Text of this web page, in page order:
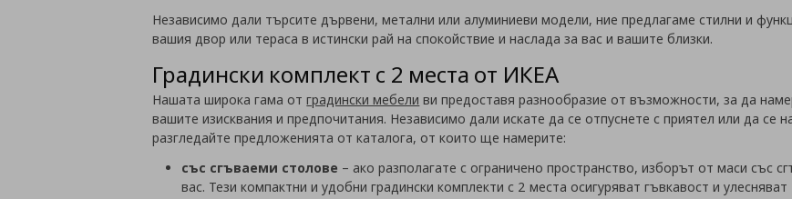
Независимо дали търсите дървени, метални или алуминиеви модели, ние предлагаме стилни и
вашия двор или тераса в истински рай на спокойствие и наслада за вас и вашите близки.
Градински комплект с 2 места от ИКЕА
Нашата широка гама отградински мебели ви предоставя разнообразие от възможности, за да
вашите изисквания и предпочитания. Независимо дали искате да се отпуснете с приятел или да се
разгледайте предложенията от каталога, от които ще намерите:
със сгъваеми столове – ако разполагате с ограничено пространство, изборът от маси със
вас. Тези компактни и удобни градински комплекти с 2 места осигуряват гъвкавост и